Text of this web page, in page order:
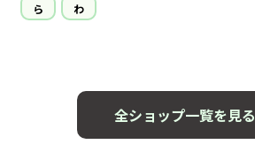
ら わ
全ショップ一覧を見る